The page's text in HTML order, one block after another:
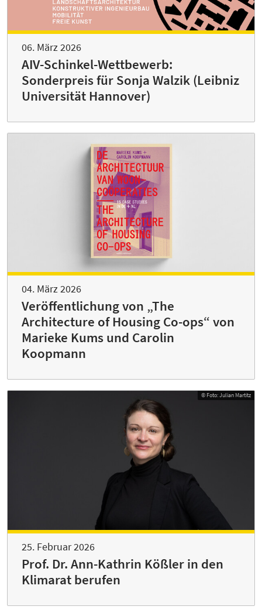
06. März 2026
AIV-Schinkel-Wettbewerb:
Sonderpreis für Sonja Walzik (Leibniz
Universität Hannover)
04. März 2026
Veröffentlichung von „The
Architecture of Housing Co-ops“ von
Marieke Kums und Carolin
Koopmann
© Foto: Julian Martitz
25. Februar 2026
Prof. Dr. Ann-Kathrin Kößler in den
Klimarat berufen